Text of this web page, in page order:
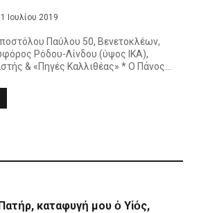
Ιουλίου 2019
Παύλου 50, Βενετοκλέων,
Ρόδου-Λίνδου (ύψος ΙΚΑ),
& «Πηγές Καλλιθέας» * Ο Πάνος…
καταφυγή μου ὁ Υἱός,